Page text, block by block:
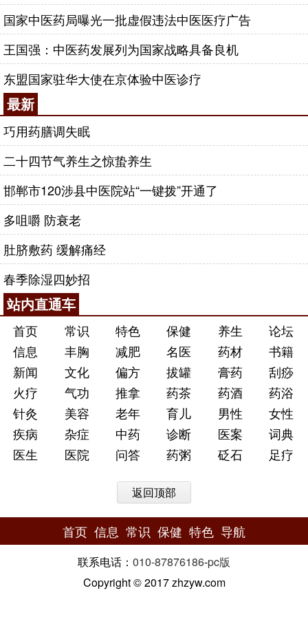
国家中医药局曝光一批虚假违法中医医疗广告
王国强：中医药发展列为国家战略具备良机
东盟国家驻华大使在京体验中医诊疗
最新
巧用药膳调失眠
二十四节气养生之惊蛰养生
邯郸市120涉县中医院站“一键拨”开通了
多咀嚼 防衰老
肚脐敷药 缓解痛经
春季除湿四妙招
站内直通车
首页 常识 特色 保健 养生
论坛
信息
丰胸 减肥 名医 药材
书籍
新闻
文化 偏方 拔罐 膏药
刮痧
火疗
气功 推拿 药茶 药酒
药浴
针灸
美容 老年 育儿 男性
女性
疾病
杂症 中药 诊断 医案
词典
医生
医院 问答 药粥 砭石 足疗
返回顶部
首页 信息 常识 保健 特色 导航
联系电话： 010-87876186-pc版
Copyright © 2017 zhzyw.com